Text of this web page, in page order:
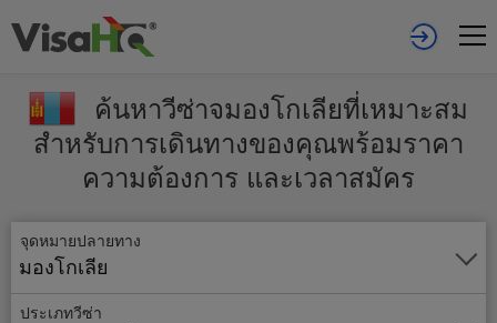
ค้นหาวีซ่าจมองโกเลียที่เหมาะสม
สำหรับการเดินทางของคุณพร้อมราคา
ความต้องการ และเวลาสมัคร
จุดหมายปลายทาง
มองโกเลีย
ประเภทวีซ่า